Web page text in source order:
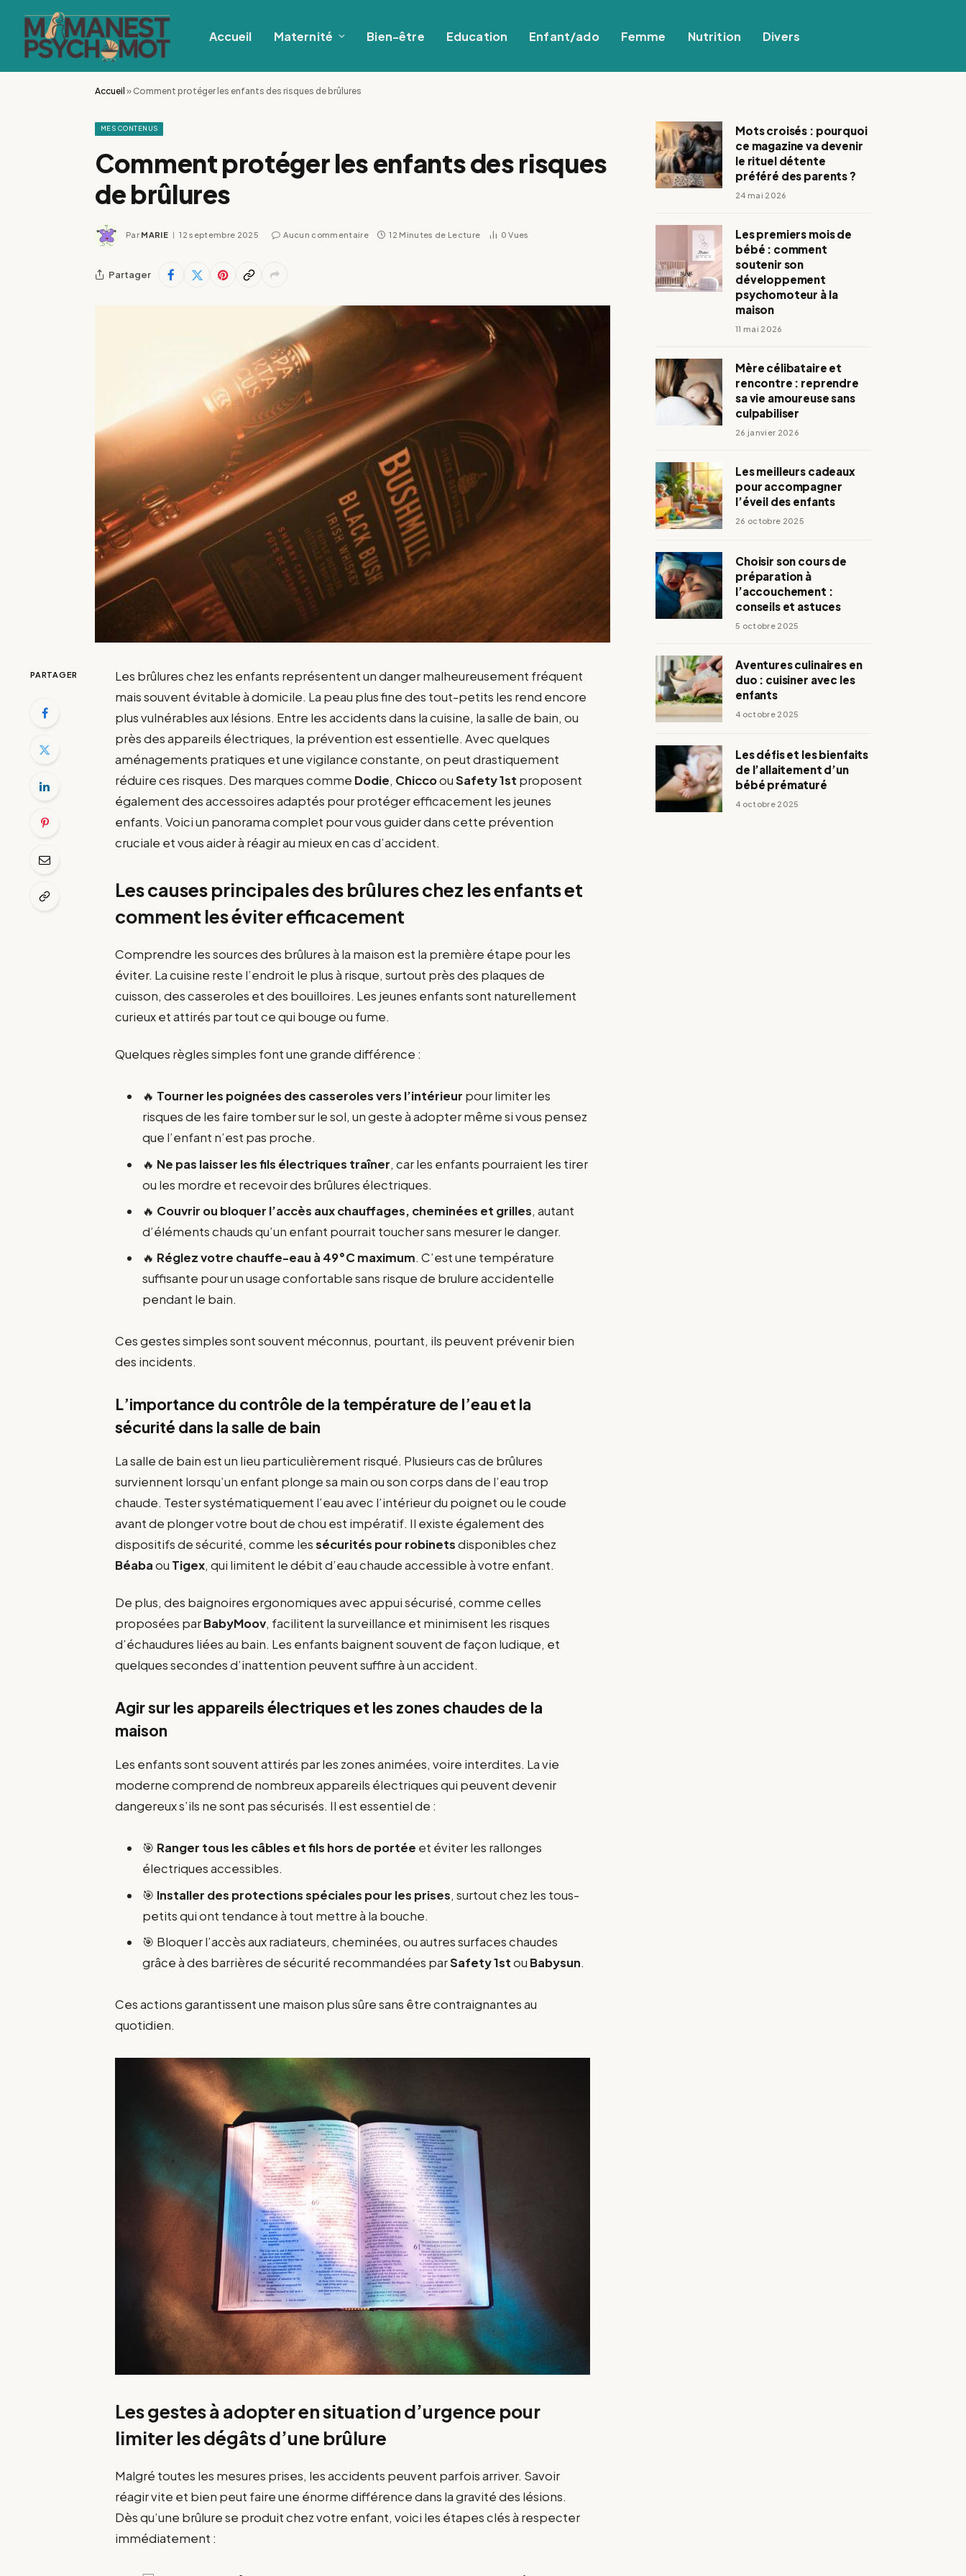
Accueil Maternité Bien-être Education Enfant/ado Femme Nutrition Divers
Accueil » Comment protéger les enfants des risques de brûlures
MES CONTENUS
Comment protéger les enfants des risques
de brûlures
Par MARIE 12 septembre 2025 Aucun commentaire 12 Minutes de Lecture 0Vues
Partager
PARTAGER
Les brûlures chez les enfants représentent un danger malheureusement fréquent
mais souvent évitable à domicile. La peau plus fine des tout-petits les rend encore
plus vulnérables aux lésions. Entre les accidents dans la cuisine, la salle de bain, ou
près des appareils électriques, la prévention est essentielle. Avec quelques
aménagements pratiques et une vigilance constante, on peut drastiquement
réduire ces risques. Des marques comme Dodie, ChiccoouSafety 1st proposent
également des accessoires adaptés pour protéger efficacement les jeunes
enfants. Voici un panorama complet pour vous guider dans cette prévention
cruciale et vous aider à réagir au mieux en cas d’accident.
Les causes principales des brûlures chez les enfants et
comment les éviter efficacement
Comprendre les sources des brûlures à la maison est la première étape pour les
éviter. La cuisine reste l’endroit le plus à risque, surtout près des plaques de
cuisson, des casseroles et des bouilloires. Les jeunes enfants sont naturellement
curieux et attirés par tout ce qui bouge ou fume.
Quelques règles simples font une grande différence :
🔥 Tourner les poignées des casseroles vers l’intérieur pour limiter les
risques de les faire tomber sur le sol, un geste à adopter même si vous pensez
que l’enfant n’est pas proche.
🔥 Ne pas laisser les fils électriques traîner, car les enfants pourraient les tirer
ou les mordre et recevoir des brûlures électriques.
🔥 Couvrir ou bloquer l’accès aux chauffages, cheminées et grilles, autant
d’éléments chauds qu’un enfant pourrait toucher sans mesurer le danger.
🔥 Réglez votre chauffe-eau à 49°C maximum. C’est une température
suffisante pour un usage confortable sans risque de brulure accidentelle
pendant le bain.
Ces gestes simples sont souvent méconnus, pourtant, ils peuvent prévenir bien
des incidents.
L’importance du contrôle de la température de l’eau et la
sécurité dans la salle de bain
La salle de bain est un lieu particulièrement risqué. Plusieurs cas de brûlures
surviennent lorsqu’un enfant plonge sa main ou son corps dans de l’eau trop
chaude. Tester systématiquement l’eau avec l’intérieur du poignet ou le coude
avant de plonger votre bout de chou est impératif. Il existe également des
dispositifs de sécurité, comme lessécurités pour robinetsdisponibles chez
Béabaou Tigex, qui limitent le débit d’eau chaude accessible à votre enfant.
De plus, des baignoires ergonomiques avec appui sécurisé, comme celles
proposées parBabyMoov, facilitent la surveillance et minimisent les risques
d’échaudures liées au bain. Les enfants baignent souvent de façon ludique, et
quelques secondes d’inattention peuvent suffire à un accident.
Agir sur les appareils électriques et les zones chaudes de la
maison
Les enfants sont souvent attirés par les zones animées, voire interdites. La vie
moderne comprend de nombreux appareils électriques qui peuvent devenir
dangereux s’ils ne sont pas sécurisés. Il est essentiel de :
🎯 Ranger tous les câbles et fils hors de portée et éviter les rallonges
électriques accessibles.
🎯 Installer des protections spéciales pour les prises, surtout chez les tous-
petits qui ont tendance à tout mettre à la bouche.
🎯 Bloquer l’accès aux radiateurs, cheminées, ou autres surfaces chaudes
grâce à des barrières de sécurité recommandées parSafety 1stou Babysun.
Ces actions garantissent une maison plus sûre sans être contraignantes au
quotidien.
Les gestes à adopter en situation d’urgence pour
limiter les dégâts d’une brûlure
Malgré toutes les mesures prises, les accidents peuvent parfois arriver. Savoir
réagir vite et bien peut faire une énorme différence dans la gravité des lésions.
Dès qu’une brûlure se produit chez votre enfant, voici les étapes clés à respecter
immédiatement :
Mots croisés : pourquoi
ce magazine va devenir
le rituel détente
préféré des parents ?
24 mai 2026
Les premiers mois de
bébé : comment
soutenir son
développement
psychomoteur à la
maison
11 mai 2026
Mère célibataire et
rencontre : reprendre
sa vie amoureuse sans
culpabiliser
26 janvier 2026
Les meilleurs cadeaux
pour accompagner
l’éveil des enfants
26 octobre 2025
Choisir son cours de
préparation à
l’accouchement :
conseils et astuces
5 octobre 2025
Aventures culinaires en
duo : cuisiner avec les
enfants
4 octobre 2025
Les défis et les bienfaits
de l’allaitement d’un
bébé prématuré
4 octobre 2025